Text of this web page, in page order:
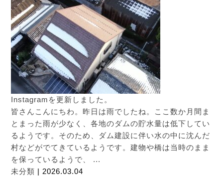
Instagramを更新しました。
皆さんこんにちわ。昨日は雨でしたね。ここ数か月間ま
とまった雨が少なく、各地のダムの貯水量は低下してい
るようです。そのため、ダム建設に伴い水の中に沈んだ
村などがでてきているようです。建物や橋は当時のまま
を保っているようで、 ...
未分類 | 2026.03.04